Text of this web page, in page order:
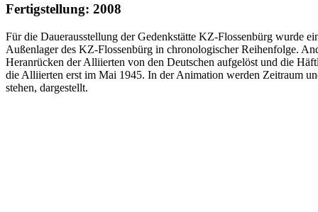
Fertigstellung: 2008
Für die Dauerausstellung der Gedenkstätte KZ-Flossenbürg wurde
Außenlager des KZ-Flossenbürg in chronologischer Reihenfolge.
Heranrücken der Alliierten von den Deutschen aufgelöst und die
die Alliierten erst im Mai 1945. In der Animation werden Zeitraum
stehen, dargestellt.